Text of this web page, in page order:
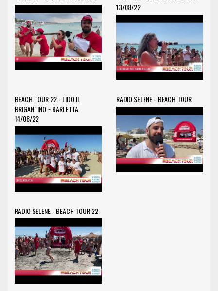
13/08/22
BEACH TOUR 22 - LIDO IL
BRIGANTINO ~ BARLETTA
14/08/22
RADIO SELENE - BEACH TOUR
RADIO SELENE - BEACH TOUR 22